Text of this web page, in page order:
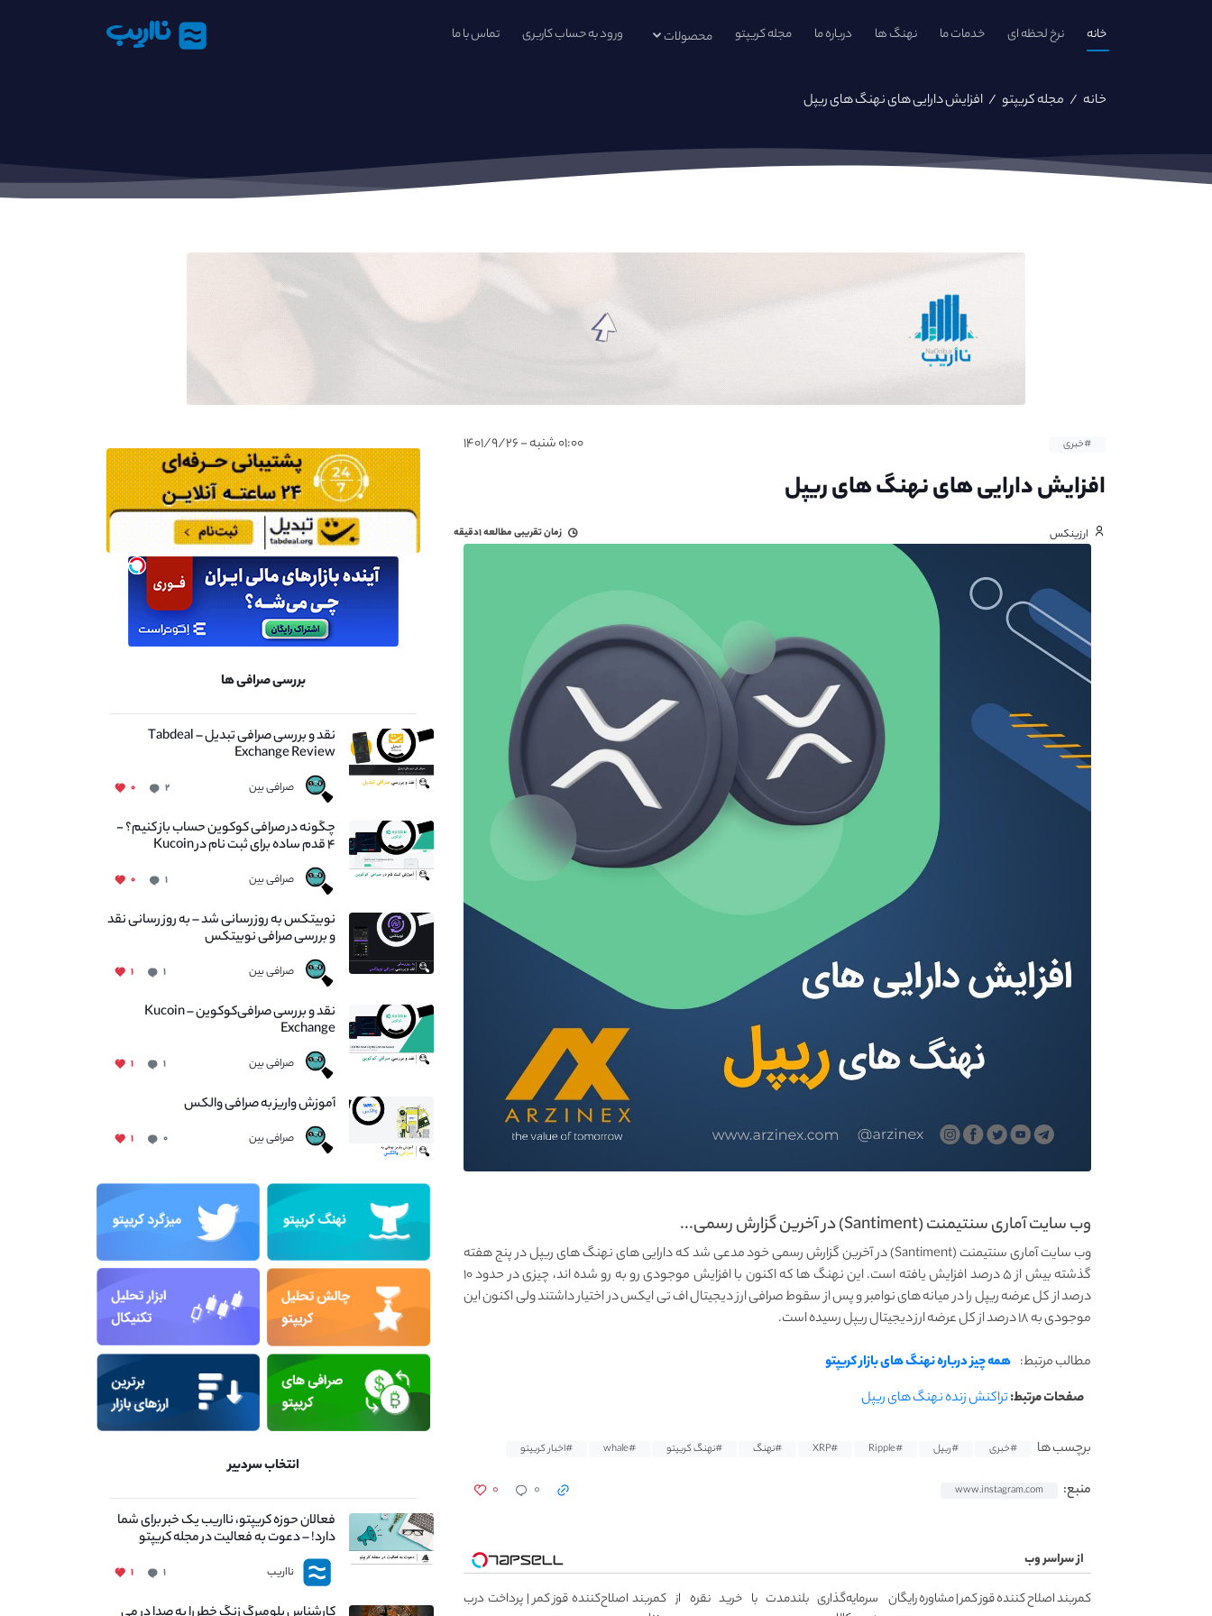
خانه نرخ لحظه ای خدمات ما نهنگ ها درباره ما مجله کریپتو محصولات ورود به حساب کاربری تماس با ما نااریب
خانه / مجله کریپتو / افزایش دارایی‌ های نهنگ‌ های ریپل
#خبری ۰۱:۰۰ شنبه - ۱۴۰۱/۹/۲۶
افزایش دارایی‌ های نهنگ‌ های ریپل
ارزینکس زمان تقریبی مطالعه۱دقیقه
وب‌ سایت آماری سنتیمنت (Santiment) در آخرین گزارش رسمی...
وب‌ سایت آماری سنتیمنت (Santiment) در آخرین گزارش رسمی خود مدعی شد که دارایی‌ های نهنگ‌ های ریپل در پنج هفته
گذشته بیش از ۵ درصد افزایش یافته است. این نهنگ‌ ها که اکنون با افزایش موجودی رو به رو شده اند، چیزی در حدود ۱۰
درصد از کل عرضه ریپل را در میانه های نوامبر و پس از سقوط صرافی ارز دیجیتال اف‌ تی‌ ایکس در اختیار داشتند ولی اکنون این
موجودی به ۱۸ درصد از کل عرضه ارز دیجیتال ریپل رسیده است.
مطالب مرتبط: همه چیز درباره نهنگ های بازار کریپتو
صفحات مرتبط:تراکنش زنده نهنگ های ریپل
برچسب ها #خبری #ریپل #Ripple
#XRP #نهنگ #نهنگ کریپتو #whale #اخبار کریپتو
منبع: www.instagram.com ۰ ۰
از سراسر وب
کمربند اصلاح کننده قوز کمر | مشاوره رایگان سرمایه‌گذاری بلندمدت با خرید نقره از کمربند اصلاح‌کننده قوز کمر | پرداخت درب
بررسی صرافی ها
نقد و بررسی صرافی تبدیل – Tabdeal
Exchange Review
صرافی بین ۲ ۰
چگونه در صرافی کوکوین حساب باز کنیم؟ -
۴ قدم ساده برای ثبت نام در Kucoin
صرافی بین ۱ ۰
نوبیتکس به روزرسانی شد – به روز رسانی نقد
و بررسی صرافی نوبیتکس
صرافی بین ۱ ۱
نقد و بررسی صرافی‌کوکوین – Kucoin
Exchange
صرافی بین ۱ ۱
آموزش واریز به صرافی والکس
صرافی بین ۰ ۱
انتخاب سردبیر
فعالان حوزه کریپتو، نااریب یک خبر برای شما
دارد! – دعوت به فعالیت در مجله کریپتو
نااریب ۱ ۱